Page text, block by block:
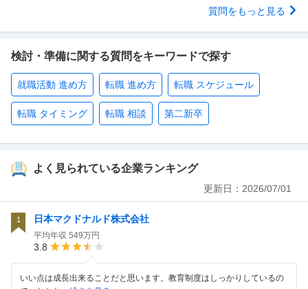
質問をもっと見る
検討・準備に関する質問をキーワードで探す
就職活動 進め方 転職 進め方 転職 スケジュール
転職 タイミング 転職 相談 第二新卒
よく見られている企業ランキング
更新日： 2026/07/01
1 日本マクドナルド株式会社
平均年収 549万円
3.8
いい点は成長出来ることだと思います。教育制度はしっかりしているの